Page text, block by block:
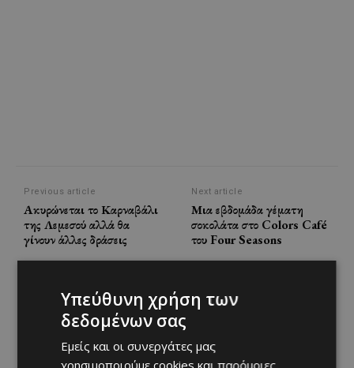
Previous article
Ακυρώνεται το Καρναβάλι
της Λεμεσού αλλά θα
γίνουν άλλες δράσεις
Next article
Μια εβδομάδα γέματη
σοκολάτα στο Colors Café
του Four Seasons
Υπεύθυνη χρήση των
δεδομένων σας
Εμείς και οι συνεργάτες μας
χρησιμοποιούμε cookies και παρόμοιες